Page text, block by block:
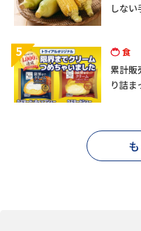
しな
5 食
累計販
り詰ま